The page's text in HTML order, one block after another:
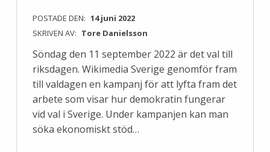
POSTADE DEN: 14 juni 2022
SKRIVEN AV: Tore Danielsson
Söndag den 11 september 2022 är det val till
riksdagen. Wikimedia Sverige genomför fram
till valdagen en kampanj för att lyfta fram det
arbete som visar hur demokratin fungerar
vid val i Sverige. Under kampanjen kan man
söka ekonomiskt stöd…